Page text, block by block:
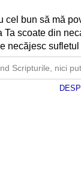
cel bun să mă
scoate din
necăjesc
Scripturile, nici